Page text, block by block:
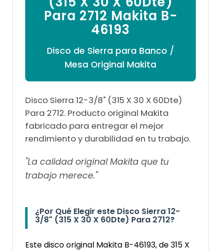
Para 2712 Makita B-
46193
Disco de Sierra para Banco /
Mesa Original Makita
Disco Sierra 12-3/8" (315 X 30 X 60Dte)
Para 2712. Producto original Makita
fabricado para entregar el mejor
rendimiento y durabilidad en tu trabajo.
"La calidad original Makita que tu
trabajo merece."
¿Por Qué Elegir este Disco Sierra 12-
3/8" (315 X 30 X 60Dte) Para 2712?
Este disco original Makita B-46193, de 315 X